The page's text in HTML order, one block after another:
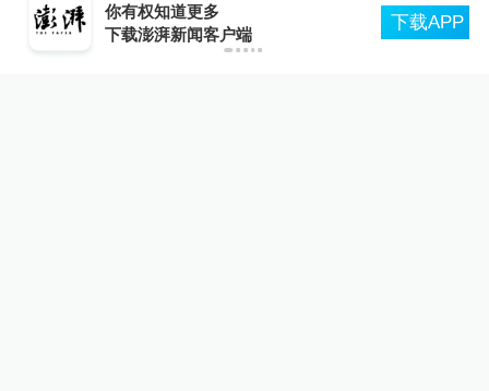
海媒体：这种说法，格局小了
中国政库 19小时前
你有权知道更多
下载澎湃新闻客户端
下载APP